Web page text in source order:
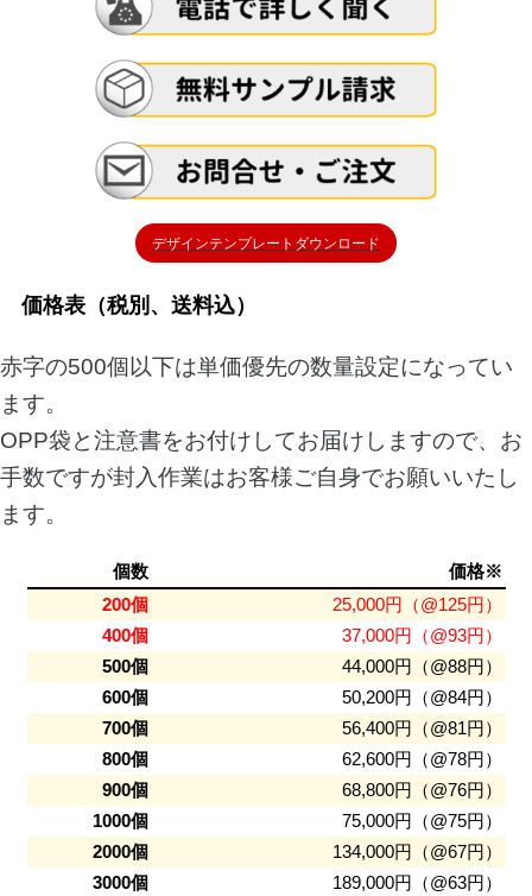
デザインテンプレートダウンロード
価格表（税別、送料込）
赤字の500個以下は単価優先の数量設定になってい
ます。
OPP袋と注意書をお付けしてお届けしますので、お
手数ですが封入作業はお客様ご自身でお願いいたし
ます。
個数
価格※
200個
25,000円（@125円）
400個
37,000円（@93円）
500個
44,000円（@88円）
600個
50,200円（@84円）
700個
56,400円（@81円）
800個
62,600円（@78円）
900個
68,800円（@76円）
1000個
75,000円（@75円）
2000個
134,000円（@67円）
3000個
189,000円（@63円）